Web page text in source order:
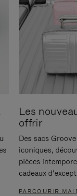
Les
offrir
Des sacs
iconiques,
pièces
cadeaux
PARCOURIR